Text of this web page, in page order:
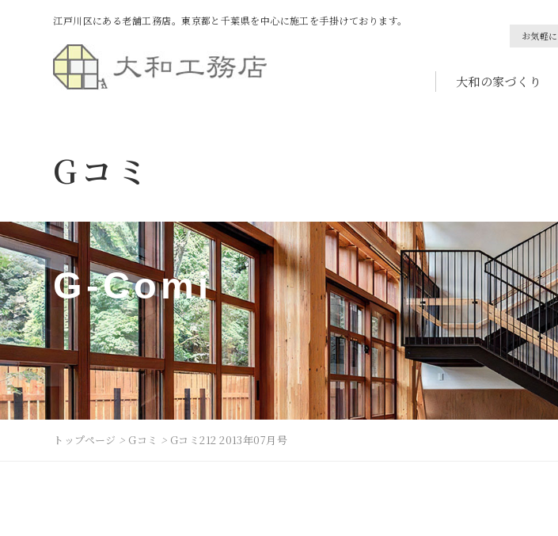
江戸川区にある老舗工務店。東京都と千葉県を中心に施工を手掛けております。
お気軽
大和の家づくり
Gコミ
G-Comi
トップページ > Gコミ > Gコミ212 2013年07月号